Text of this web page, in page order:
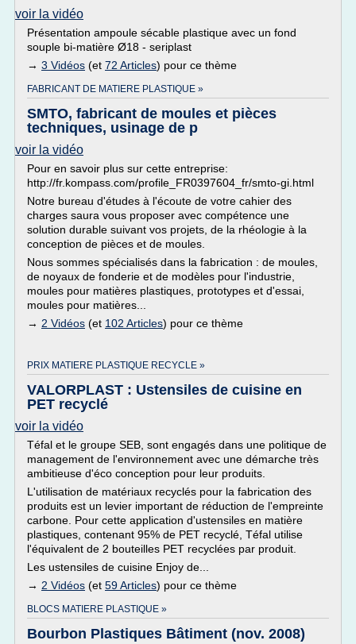
voir la vidéo
Présentation ampoule sécable plastique avec un fond
souple bi-matière Ø18 - seriplast
→ 3 Vidéos (et 72 Articles) pour ce thème
FABRICANT DE MATIERE PLASTIQUE »
SMTO, fabricant de moules et pièces
techniques, usinage de p
voir la vidéo
Pour en savoir plus sur cette entreprise:
http://fr.kompass.com/profile_FR0397604_fr/smto-gi.html
Notre bureau d'études à l'écoute de votre cahier des
charges saura vous proposer avec compétence une
solution durable suivant vos projets, de la rhéologie à la
conception de pièces et de moules.
Nous sommes spécialisés dans la fabrication : de moules,
de noyaux de fonderie et de modèles pour l'industrie,
moules pour matières plastiques, prototypes et d'essai,
moules pour matières...
→ 2 Vidéos (et 102 Articles) pour ce thème
PRIX MATIERE PLASTIQUE RECYCLE »
VALORPLAST : Ustensiles de cuisine en
PET recyclé
voir la vidéo
Téfal et le groupe SEB, sont engagés dans une politique de
management de l'environnement avec une démarche très
ambitieuse d'éco conception pour leur produits.
L'utilisation de matériaux recyclés pour la fabrication des
produits est un levier important de réduction de l'empreinte
carbone. Pour cette application d'ustensiles en matière
plastiques, contenant 95% de PET recyclé, Téfal utilise
l'équivalent de 2 bouteilles PET recyclées par produit.
Les ustensiles de cuisine Enjoy de...
→ 2 Vidéos (et 59 Articles) pour ce thème
BLOCS MATIERE PLASTIQUE »
Bourbon Plastiques Bâtiment (nov. 2008)